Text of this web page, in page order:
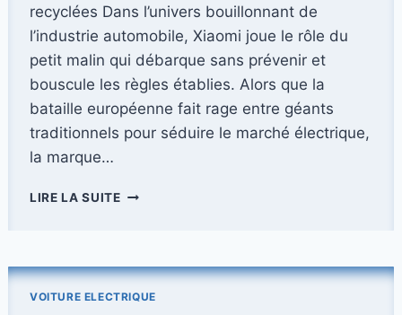
DE
PART
MARCHÉ
recyclées Dans l’univers bouillonnant de
l’industrie automobile, Xiaomi joue le rôle du
petit malin qui débarque sans prévenir et
bouscule les règles établies. Alors que la
bataille européenne fait rage entre géants
traditionnels pour séduire le marché électrique,
la marque…
LIRE LA SUITEXIAOMI
EUROPÉENNE
INNOVANT
VOITURE ELECTRIQUE